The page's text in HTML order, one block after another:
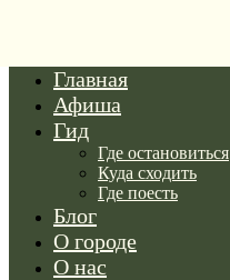
Главная
Афиша
Гид
Где остановиться
Куда сходить
Где поесть
Блог
О городе
О нас